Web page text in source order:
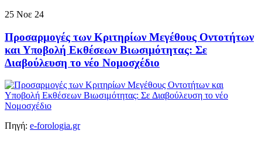
25 Νοε 24
Προσαρμογές των Κριτηρίων Μεγέθους Οντοτήτων
και Υποβολή Εκθέσεων Βιωσιμότητας: Σε
Διαβούλευση το νέο Νομοσχέδιο
Πηγή: e-forologia.gr